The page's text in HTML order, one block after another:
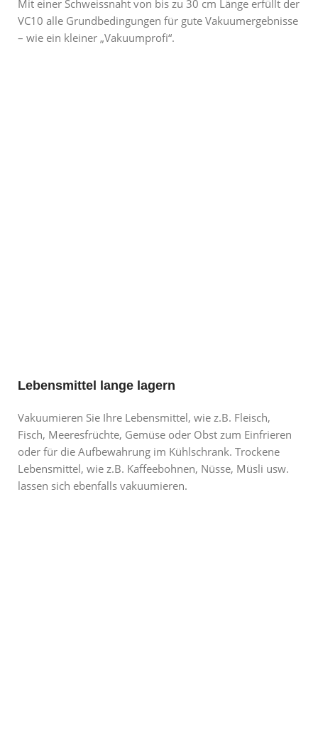
Mit einer Schweissnaht von bis zu 30 cm Länge erfüllt der
VC10 alle Grundbedingungen für gute Vakuumergebnisse
– wie ein kleiner „Vakuumprofi“.
Lebensmittel lange lagern
Vakuumieren Sie Ihre Lebensmittel, wie z.B. Fleisch,
Fisch, Meeresfrüchte, Gemüse oder Obst zum Einfrieren
oder für die Aufbewahrung im Kühlschrank. Trockene
Lebensmittel, wie z.B. Kaffeebohnen, Nüsse, Müsli usw.
lassen sich ebenfalls vakuumieren.